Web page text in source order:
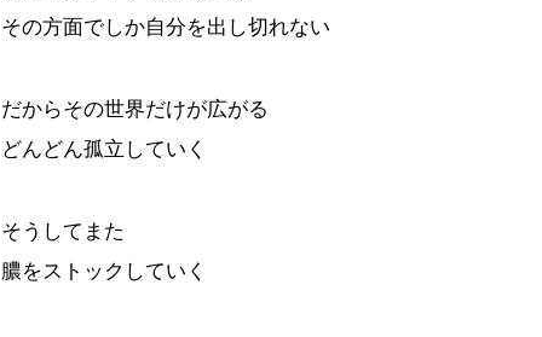
その方面でしか自分を出し切れない
だからその世界だけが広がる
どんどん孤立していく
そうしてまた
膿をストックしていく